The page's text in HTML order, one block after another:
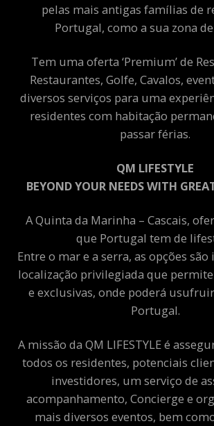
pelas mais antigas famílias de
Portugal, como a sua zona
Tem uma oferta ‘Premium’ de
Restaurantes, Golfe, Cavalos,
diversos serviços para uma
residentes com habitação
passar férias.
QM LIFESTYLE
BEYOND YOUR NEEDS WITH
A Quinta da Marinha – Cascais,
que Portugal tem de
Entre o mar e a serra, as opções
localização privilegiada que
e exclusivas, onde poderá
Portugal.
A missão da QM LIFESTYLE é
todos os residentes, potenciais
investidores, um serviço de
acompanhamento, Concierge e
mais diversos eventos, bem